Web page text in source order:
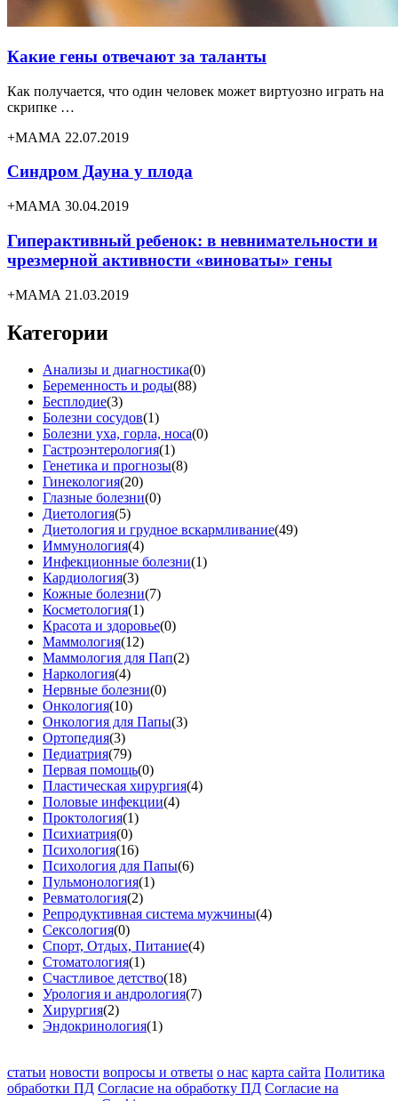
Какие гены отвечают за таланты
Как получается, что один человек может виртуозно играть на
скрипке …
+МАМА 22.07.2019
Синдром Дауна у плода
+МАМА 30.04.2019
Гиперактивный ребенок: в невнимательности и
чрезмерной активности «виноваты» гены
+МАМА 21.03.2019
Категории
Анализы и диагностика(0)
Беременность и роды(88)
Бесплодие(3)
Болезни сосудов(1)
Болезни уха, горла, носа(0)
Гастроэнтерология(1)
Генетика и прогнозы(8)
Гинекология(20)
Глазные болезни(0)
Диетология(5)
Диетология и грудное вскармливание(49)
Иммунология(4)
Инфекционные болезни(1)
Кардиология(3)
Кожные болезни(7)
Косметология(1)
Красота и здоровье(0)
Маммология(12)
Маммология для Пап(2)
Наркология(4)
Нервные болезни(0)
Онкология(10)
Онкология для Папы(3)
Ортопедия(3)
Педиатрия(79)
Первая помощь(0)
Пластическая хирургия(4)
Половые инфекции(4)
Проктология(1)
Психиатрия(0)
Психология(16)
Психология для Папы(6)
Пульмонология(1)
Ревматология(2)
Репродуктивная система мужчины(4)
Сексология(0)
Спорт, Отдых, Питание(4)
Стоматология(1)
Счастливое детство(18)
Урология и андрология(7)
Хирургия(2)
Эндокринология(1)
статьи новости вопросы и ответы о нас карта сайта Политика
обработки ПД Согласие на обработку ПД Согласие на